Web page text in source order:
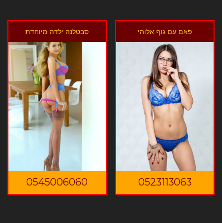
פאם עם גוף אלוהי
0523113063
סבטלנה ילדה מיוחדת
0545006060